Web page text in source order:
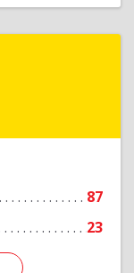
87
23